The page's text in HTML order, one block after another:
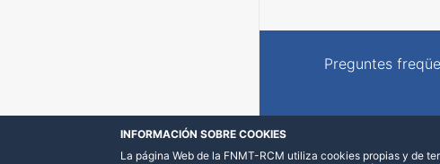
Preguntes
INFORMACIÓN SOBRE COOKIES
La página Web de la FNMT-RCM utiliza cookies propias y de